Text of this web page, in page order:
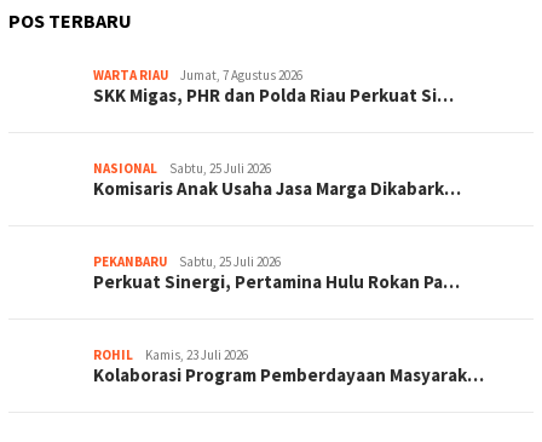
POS TERBARU
WARTA RIAU Jumat, 7 Agustus 2026
SKK Migas, PHR dan Polda Riau Perkuat Si…
NASIONAL Sabtu, 25 Juli 2026
Komisaris Anak Usaha Jasa Marga Dikabark…
PEKANBARU Sabtu, 25 Juli 2026
Perkuat Sinergi, Pertamina Hulu Rokan Pa…
ROHIL Kamis, 23 Juli 2026
Kolaborasi Program Pemberdayaan Masyarak…